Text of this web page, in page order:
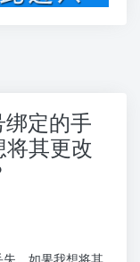
定的手
其更改